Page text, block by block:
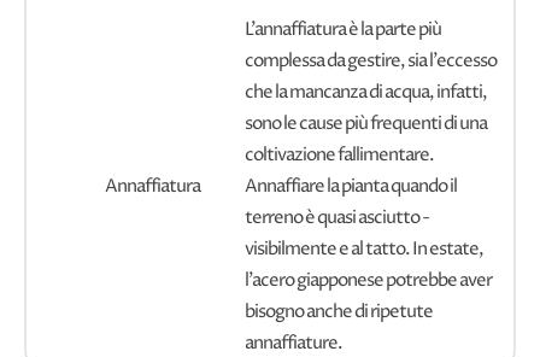
Annaffiatura
L'annaffiatura è la parte più
complessa da gestire, sia l'eccesso
che la mancanza di acqua, infatti,
sono le cause più frequenti di una
coltivazione fallimentare.
Annaffiare la pianta quando il
terreno è quasi asciutto -
visibilmente e al tatto. In estate,
l'acero giapponese potrebbe aver
bisogno anche di ripetute
annaffiature.